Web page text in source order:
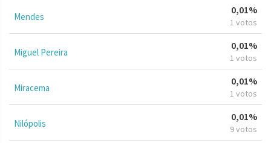
Mendes
0,01%
1 votos
Miguel Pereira
0,01%
1 votos
Miracema
0,01%
1 votos
Nilópolis
0,01%
9 votos